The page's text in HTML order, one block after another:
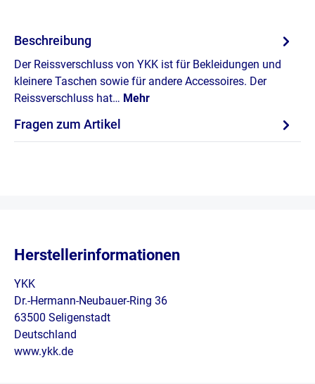
Beschreibung
Der Reissverschluss von YKK ist für Bekleidungen und
kleinere Taschen sowie für andere Accessoires. Der
Reissverschluss hat… Mehr
Fragen zum Artikel
Herstellerinformationen
YKK
Dr.-Hermann-Neubauer-Ring 36
63500 Seligenstadt
Deutschland
www.ykk.de